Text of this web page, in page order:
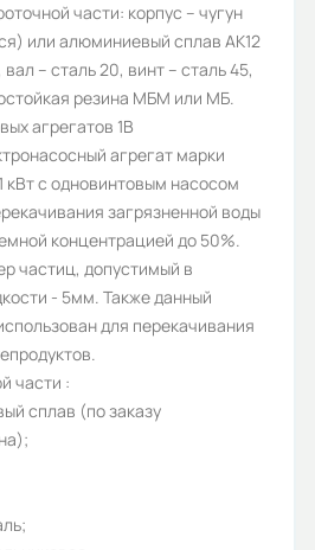
сСт (°ВУ),
другие
агрессивные
раме
n, об/мин:
м):
части: корпус – чугун
или алюминиевый сплав АК12
– сталь 20, винт – сталь 45,
резина МБМ или МБ.
агрегатов 1В
агрегат марки
кВт с одновинтовым насосом
загрязненной воды
концентрацией до 50%.
частиц, допустимый в
- 5мм. Также данный
для перекачивания
части :
сплав (по заказу